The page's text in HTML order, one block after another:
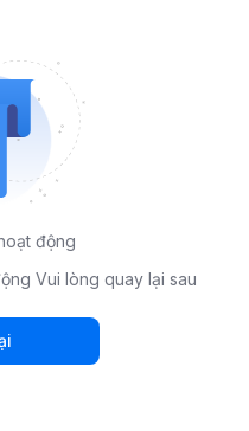
động
Vui lòng quay lại sau